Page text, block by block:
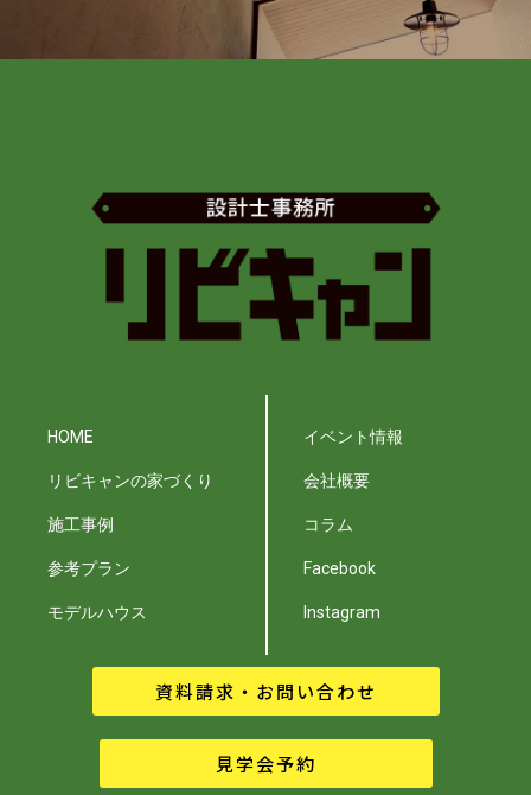
HOME
リビキャンの家づくり
施工事例
参考プラン
モデルハウス
イベント情報
会社概要
コラム
Facebook
Instagram
資料請求・お問い合わせ
見学会予約